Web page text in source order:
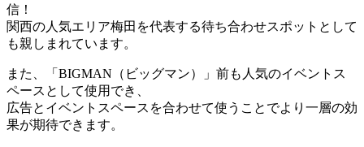
信！
関西の人気エリア梅田を代表する待ち合わせスポットとして
も親しまれています。
また、「BIGMAN（ビッグマン）」前も人気のイベントス
ペースとして使用でき、
広告とイベントスペースを合わせて使うことでより一層の効
果が期待できます。